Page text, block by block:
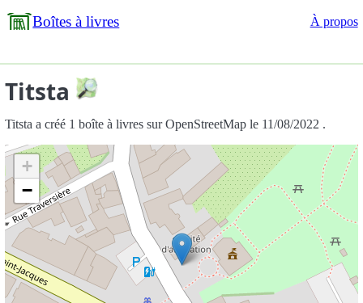
Boîtes à livres À propos
Titsta
Titsta a créé 1 boîte à livres sur OpenStreetMap le 11/08/2022 .
+
−